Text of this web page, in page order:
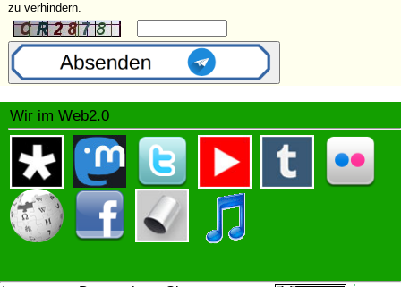
zu verhindern.
Wir im Web2.0